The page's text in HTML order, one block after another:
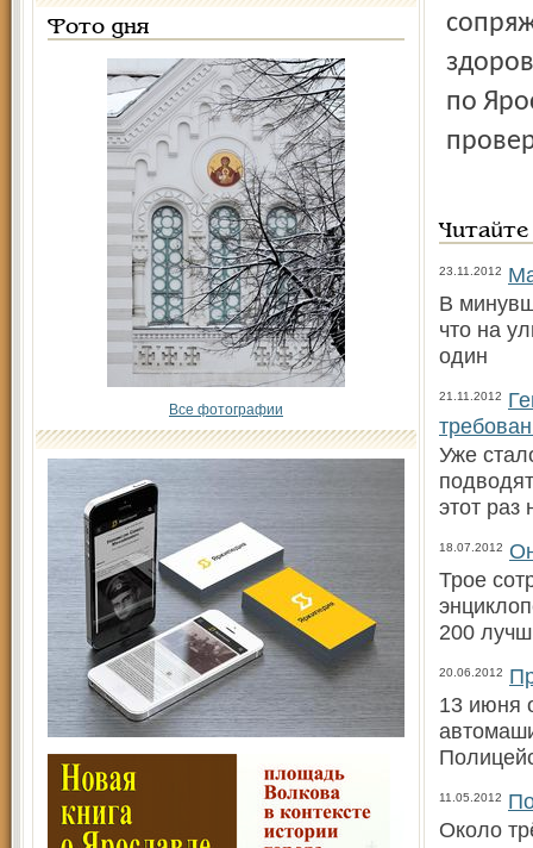
Фото дня
Все фотографии
по
23.11.2012
В
что на
один
21.11.2012
Уже
этот раз
18.07.2012
Трое
200
20.06.2012
13 июня
11.05.2012
Около